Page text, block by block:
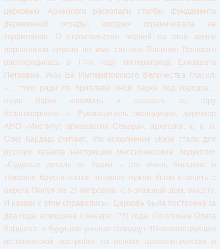
церковью. Археологи раскопали столбы фундамента
деревянной ограды, которая ограничивала ее
территорию. О строительстве первой на этой земле
деревянной церкви во имя святого Василия Великого
распорядилась в 1746 году императрица Елизавета
Петровна. Указ Ее Императорского Величества гласил:
«… того ради по приплаве оной барки под городок…
оную барку изломать и втаскать на гору
безоговорочно…». Руководитель экспедиции, директор
АНО «Институт археологии Севера», археолог, к. и. н.
Олег Кардаш считает, что исполнение указа стало для
русских казаков настоящим миссионерским подвигом:
«Судовые детали от барки – это очень большие и
тяжелые брусья-плахи, которые нужно было втащить с
берега Полуя на 25-метровую, с 9-этажный дом, высоту.
И казаки с этим справились». Церковь была построена за
два года, освящена 1 января 1751 года. По словам Олега
Кардаша, в будущем ученые создадут 3D-реконструкцию
исторической постройки на основе археологических и